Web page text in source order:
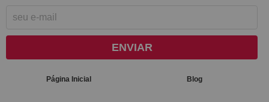
ENVIAR
Página Inicial Blog